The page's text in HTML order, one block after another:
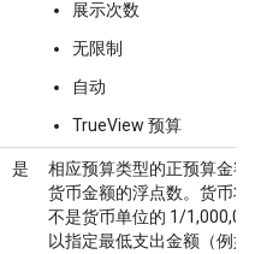
展示次数
无限制
自动
TrueView 预算
是
相应预算类型的正预算金
货币金额的浮点数。货币
不是货币单位的 1/
以指定最低支出金额（例